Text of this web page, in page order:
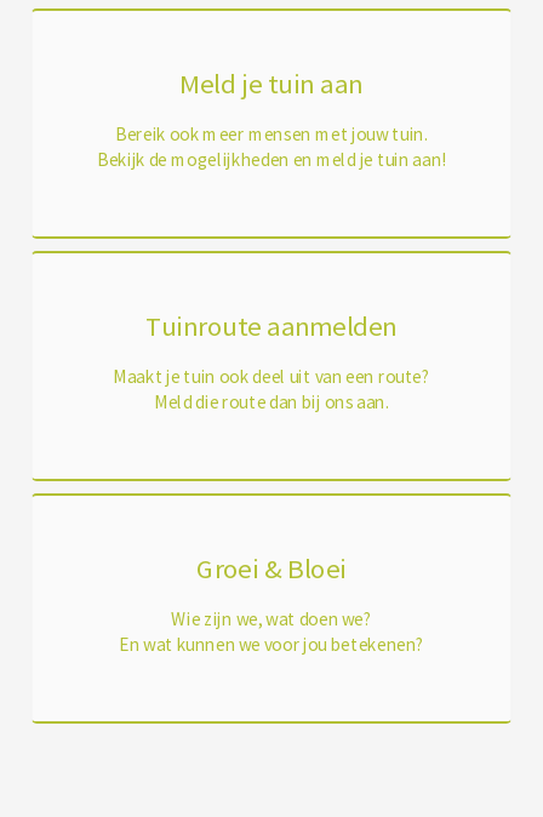
Meld je tuin aan
Bereik ook meer mensen met jouw tuin.
Bekijk de mogelijkheden en meld je tuin aan!
Tuinroute aanmelden
Maakt je tuin ook deel uit van een route?
Meld die route dan bij ons aan.
Groei & Bloei
Wie zijn we, wat doen we?
En wat kunnen we voor jou betekenen?